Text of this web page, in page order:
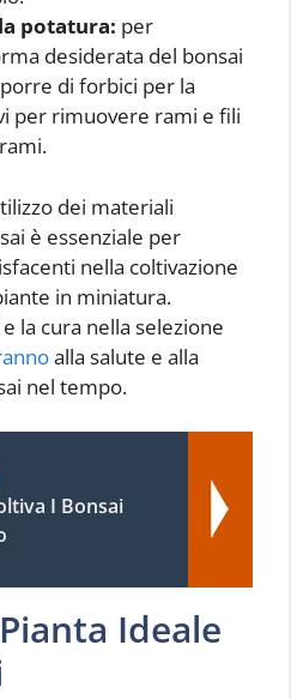
potatura: per
desiderata del bonsai
di forbici per la
per rimuovere rami e fili
dei materiali
è essenziale per
nella coltivazione
in miniatura.
la cura nella selezione
alla salute e alla
nel tempo.
I Bonsai
Ideale